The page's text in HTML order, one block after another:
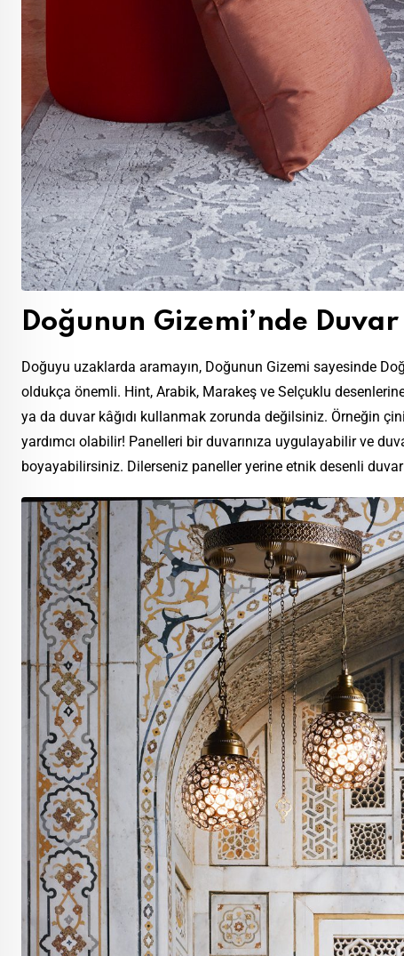
Doğunun Gizemi’nde
Doğuyu uzaklarda aramayın, Doğunun Gizemi sayesinde
oldukça önemli. Hint, Arabik, Marakeş ve Selçuklu
ya da duvar kâğıdı kullanmak zorunda değilsiniz. Örneğin
yardımcı olabilir! Panelleri bir duvarınıza uygulayabilir ve
boyayabilirsiniz. Dilerseniz paneller yerine etnik desenli duvar